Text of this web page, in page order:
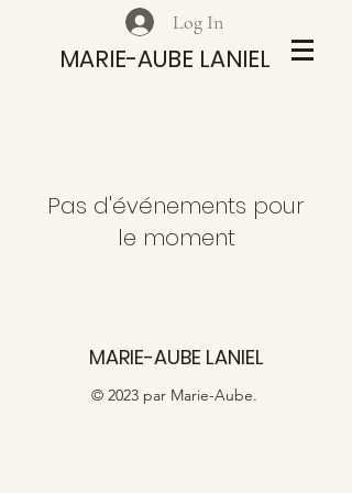
MARIE-AUBE LANIEL
Log In
Pas d'événements pour
le moment
MARIE-AUBE LANIEL
© 2023 par Marie-Aube.